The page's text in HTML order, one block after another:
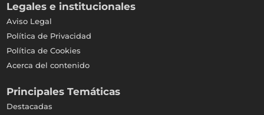
Legales e institucionales
Aviso Legal
Política de Privacidad
Política de Cookies
Acerca del contenido
Principales Temáticas
Destacadas